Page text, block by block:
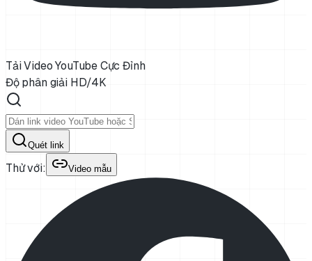
Tải Video YouTube Cực Đỉnh
Độ phân giải HD/4K
Quét link
Thử với: Video mẫu